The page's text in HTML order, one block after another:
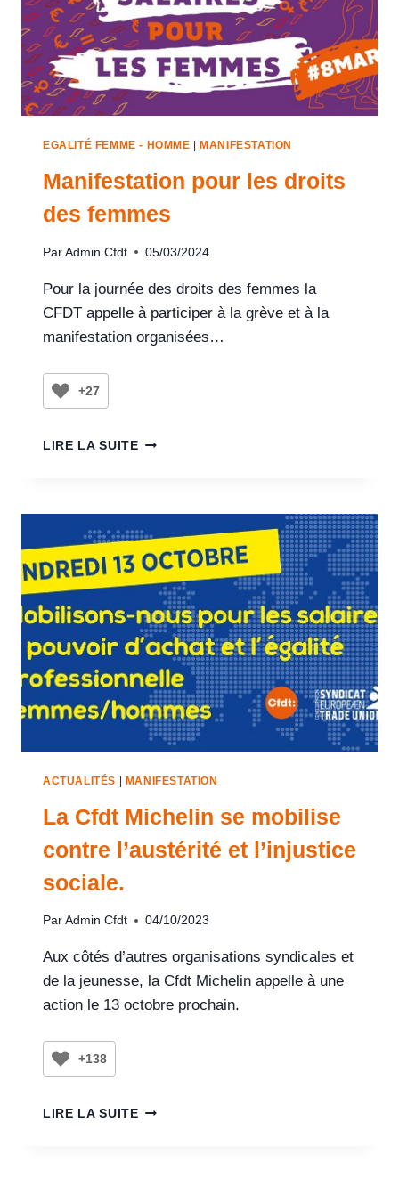
EGALITÉ FEMME - HOMME MANIFESTATION
Manifestation pour les droits
des femmes
Par Admin Cfdt 05/03/2024
Pour la journée des droits des femmes la
CFDT appelle à participer à la grève et à la
manifestation organisées…
+27
LIRE LA SUITE
ACTUALITÉS | MANIFESTATION
La Cfdt Michelin se mobilise
contre l’austérité et l’injustice
sociale.
Par Admin Cfdt 04/10/2023
Aux côtés d’autres organisations syndicales et
de la jeunesse, la Cfdt Michelin appelle à une
action le 13 octobre prochain.
+138
LIRE LA SUITE